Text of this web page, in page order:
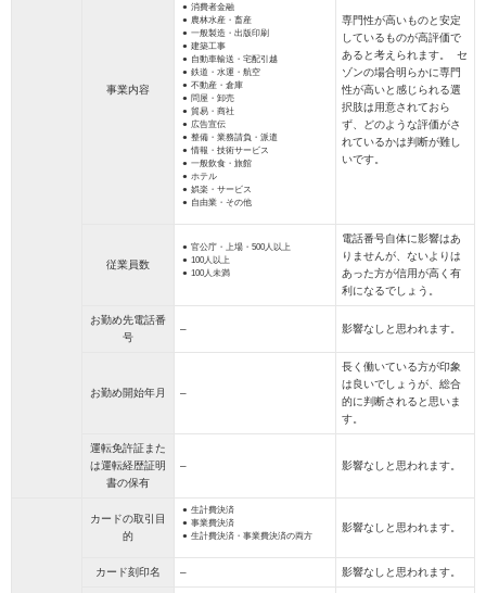
事業内容
消費者金融
農林水産・畜産
一般製造・出版印刷
建築工事
自動車輸送・宅配引越
鉄道・水運・航空
不動産・倉庫
問屋・卸売
貿易・商社
広告宣伝
整備・業務請負・派遣
情報・技術サービス
一般飲食・旅館
ホテル
娯楽・サービス
自由業・その他
専門性が高いものと安定
しているものが高評価で
あると考えられます。 セ
ゾンの場合明らかに専門
性が高いと感じられる選
択肢は用意されておら
ず、どのような評価がさ
れているかは判断が難し
いです。
従業員数
官公庁・上場・500人以上
100人以上
100人未満
電話番号自体に影響はあ
りませんが、ないよりは
あった方が信用が高く有
利になるでしょう。
お勤め先電話番
号
– 影響なしと思われます。
お勤め開始年月 –
長く働いている方が印象
は良いでしょうが、総合
的に判断されると思いま
す。
運転免許証また
は運転経歴証明
書の保有
– 影響なしと思われます。
カードの取引目
的
生計費決済
事業費決済
生計費決済・事業費決済の両方
影響なしと思われます。
カード刻印名 – 影響なしと思われます。